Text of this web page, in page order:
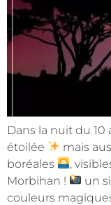
Dans la nuit du 10
étoilée
mais
boréales
,
Morbihan !
un
couleurs